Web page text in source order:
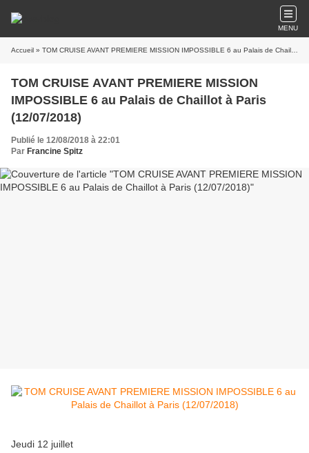
MENU
Accueil » TOM CRUISE AVANT PREMIERE MISSION IMPOSSIBLE 6 au Palais de Chaillot à Paris (12/07/2018)
TOM CRUISE AVANT PREMIERE MISSION
IMPOSSIBLE 6 au Palais de Chaillot à Paris
(12/07/2018)
Publié le 12/08/2018 à 22:01
Par Francine Spitz
Jeudi 12 juillet